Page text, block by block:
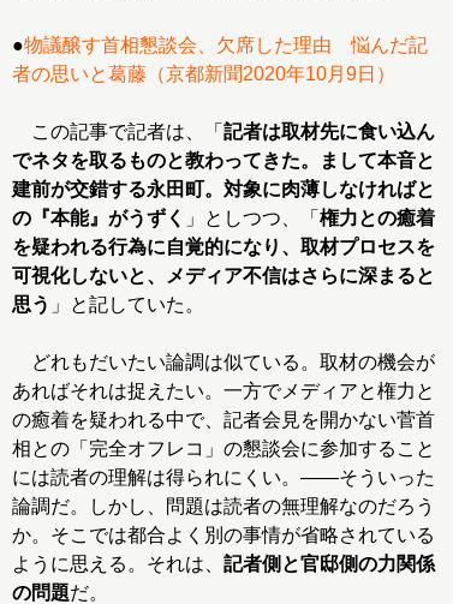
●物議醸す首相懇談会、欠席した理由 悩んだ記
者の思いと葛藤（京都新聞2020年10月9日）
この記事で記者は、「 記者は取材先に食い込ん
でネタを取るものと教わってきた。まして本音と
建前が交錯する永田町。対象に肉薄しなければと
の『本能』がうずく 」としつつ、「 権力との癒着
を疑われる行為に自覚的になり、取材プロセスを
可視化しないと、メディア不信はさらに深まると
思う 」と記していた。
どれもだいたい論調は似ている。取材の機会が
あればそれは捉えたい。一方でメディアと権力と
の癒着を疑われる中で、記者会見を開かない菅首
相との「完全オフレコ」の懇談会に参加すること
には読者の理解は得られにくい。――そういった
論調だ。しかし、問題は読者の無理解なのだろう
か。そこでは都合よく別の事情が省略されている
ように思える。それは、 記者側と官邸側の力関係
の問題だ。